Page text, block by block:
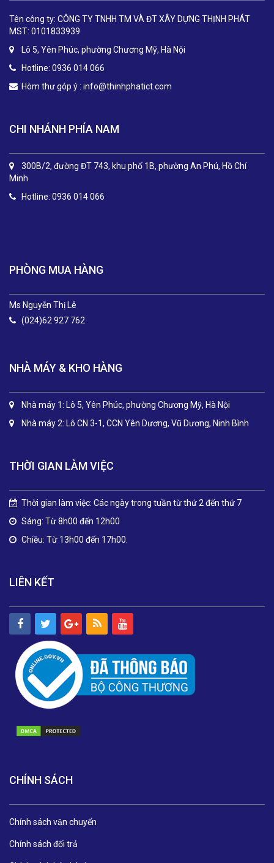
Tên công ty: CÔNG TY TNHH TM VÀ ĐT XÂY DỰNG THỊNH PHÁT
MST: 0101833939
Lô 5, Yên Phúc, phường Chương Mỹ, Hà Nội
Hotline: 0936 014 066
Hòm thư góp ý : info@thinhphatict.com
CHI NHÁNH PHÍA NAM
300B/2, đường ĐT 743, khu phố 1B, phường An Phú, Hồ Chí
Minh
Hotline: 0936 014 066
.
PHÒNG MUA HÀNG
Ms Nguyễn Thị Lê
(024)62 927 762
NHÀ MÁY & KHO HÀNG
Nhà máy 1: Lô 5, Yên Phúc, phường Chương Mỹ, Hà Nội
Nhà máy 2: Lô CN 3-1, CCN Yên Dương, Vũ Dương, Ninh Bình
THỜI GIAN LÀM VIỆC
Thời gian làm việc: Các ngày trong tuần từ thứ 2 đến thứ 7
Sáng: Từ 8h00 đến 12h00
Chiều: Từ 13h00 đến 17h00.
LIÊN KẾT
CHÍNH SÁCH
Chính sách vận chuyển
Chính sách đổi trả